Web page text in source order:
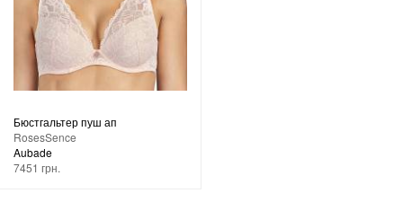
Бюстгальтер пуш ап
RosesSence
Aubade
7451 грн.